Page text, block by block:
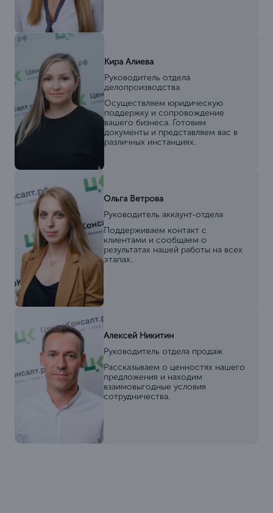
Кира Алиева
Руководитель отдела
делопроизводства
Осуществляем юридическую
поддержку и сопровождение
вашего бизнеса. Готовим
документы и представляем вас в
различных инстанциях.
Ольга Ветрова
Руководитель аккаунт-отдела
Поддерживаем контакт с
клиентами и сообщаем о
результатах нашей работы на всех
этапах.
Алексей Никитин
Руководитель отдела продаж
Рассказываем о ценностях нашего
предложения и находим
взаимовыгодные условия
сотрудничества.